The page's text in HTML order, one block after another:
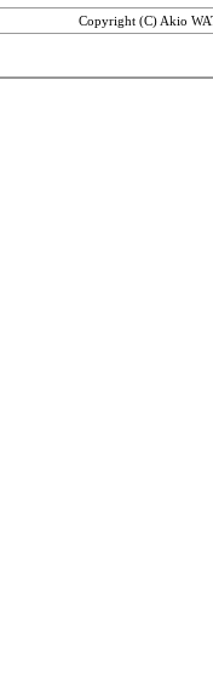
Copyright (C) Akio